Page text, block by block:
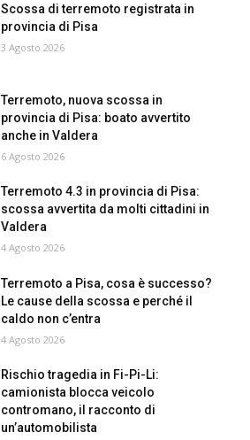
Scossa di terremoto registrata in
provincia di Pisa
3 Agosto 2026
Terremoto, nuova scossa in
provincia di Pisa: boato avvertito
anche in Valdera
6 Agosto 2026
Terremoto 4.3 in provincia di Pisa:
scossa avvertita da molti cittadini in
Valdera
4 Agosto 2026
Terremoto a Pisa, cosa è successo?
Le cause della scossa e perché il
caldo non c’entra
4 Agosto 2026
Rischio tragedia in Fi-Pi-Li:
camionista blocca veicolo
contromano, il racconto di
un’automobilista